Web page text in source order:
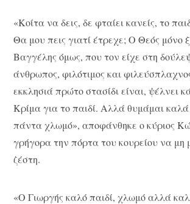
«Κοίτα να δεις, δε φταίει κανείς, το
Θα μου πεις γιατί έτρεχε; Ο Θεός μόνο
Βαγγέλης όμως, που τον είχε στη
άνθρωπος, φιλότιμος και
εκκλησιά πρώτο στασίδι είναι, ψέλνει
Κρίμα για το παιδί. Αλλά θυμάμαι
πάντα χλωμό», αποφάνθηκε ο κύριος
γρήγορα την πόρτα του κουρείου να μη
ζέστη.
«Ο Γιωργής καλό παιδί, χλωμό αλλά